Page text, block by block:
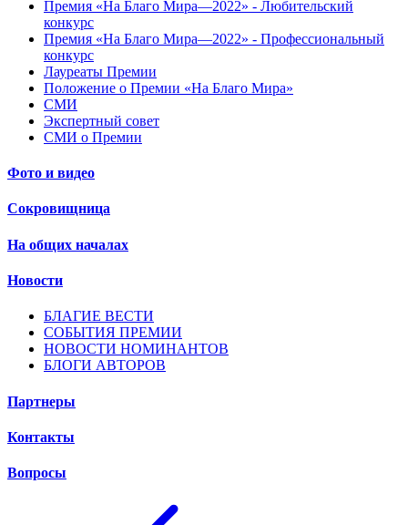
Премия «На Благо Мира—2022» - Любительский
конкурс
Премия «На Благо Мира—2022» - Профессиональный
конкурс
Лауреаты Премии
Положение о Премии «На Благо Мира»
СМИ
Экспертный совет
СМИ о Премии
Фото и видео
Сокровищница
На общих началах
Новости
БЛАГИЕ ВЕСТИ
СОБЫТИЯ ПРЕМИИ
НОВОСТИ НОМИНАНТОВ
БЛОГИ АВТОРОВ
Партнеры
Контакты
Вопросы